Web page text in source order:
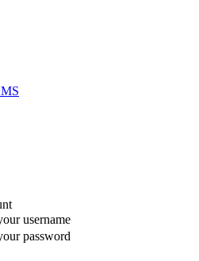
username
password